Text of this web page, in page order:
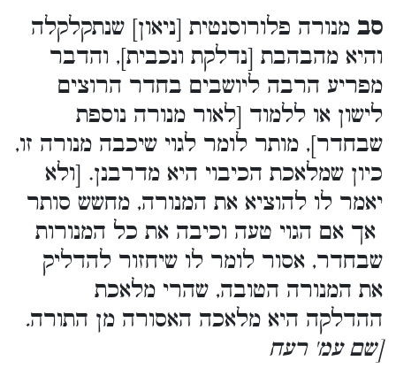
סב מנורה פלורוסנטית [ניאון] שנתקלקלה
והיא מהבהבת [נדלקת ונכבית], והדבר
מפריע הרבה ליושבים בחדר הרוצים
לישון או ללמוד [לאור מנורה נוספת
שבחדר], מותר לומר לגוי שיכבה מנורה זו,
כיון שמלאכת הכיבוי היא מדרבנן. [ולא
יאמר לו להוציא את המנורה, מחשש סותר
אך אם הגוי טעה וכיבה את כל המנורות
שבחדר, אסור לומר לו שיחזור להדליק
את המנורה הטובה, שהרי מלאכת
ההדלקה היא מלאכה האסורה מן התורה.
[שם עמ' רעח